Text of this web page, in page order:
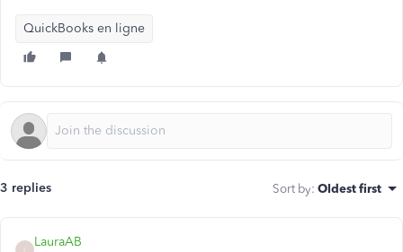
QuickBooks en ligne
3 replies Sort by: Oldest first
LauraAB